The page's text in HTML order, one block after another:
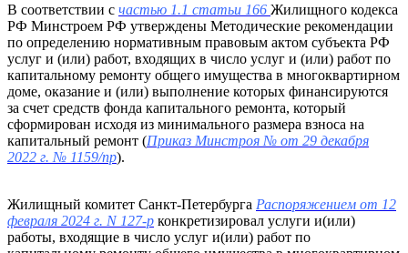
В соответствии с частью 1.1 статьи 166 Жилищного кодекса
РФ Минстроем РФ утверждены Методические рекомендации
по определению нормативным правовым актом субъекта РФ
услуг и (или) работ, входящих в число услуг и (или) работ по
капитальному ремонту общего имущества в многоквартирном
доме, оказание и (или) выполнение которых финансируются
за счет средств фонда капитального ремонта, который
сформирован исходя из минимального размера взноса на
капитальный ремонт (Приказ Минстроя № от 29 декабря
2022 г. № 1159/пр).
Жилищный комитет Санкт-Петербурга Распоряжением от 12
февраля 2024 г. N 127-р конкретизировал услуги и(или)
работы, входящие в число услуг и(или) работ по